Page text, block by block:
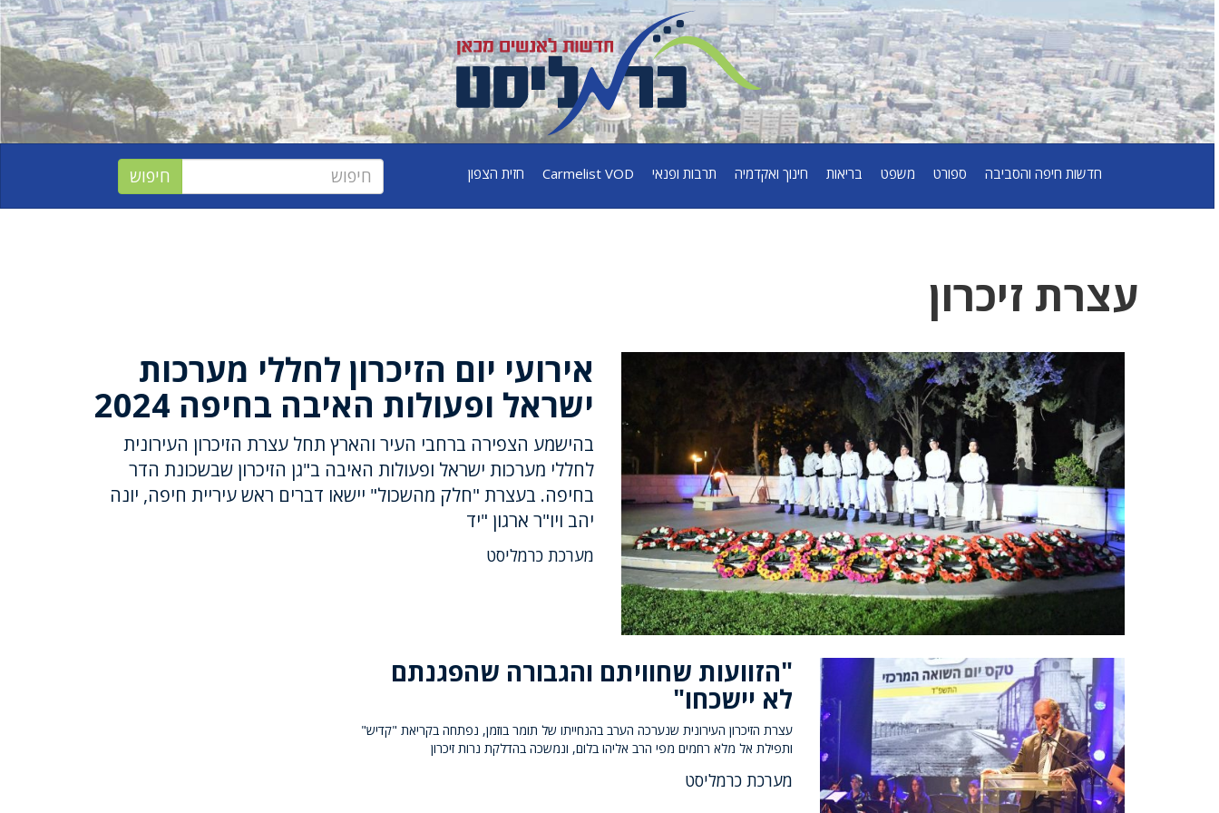
חדשות חיפה והסביבה ספורט משפט בריאות חינוך ואקדמיה תרבות ופנאי Carmelist VOD חזית הצפון
עצרת זיכרון
אירועי יום הזיכרון לחללי מערכות
ישראל ופעולות האיבה בחיפה 2024
בהישמע הצפירה ברחבי העיר והארץ תחל עצרת הזיכרון העירונית
לחללי מערכות ישראל ופעולות האיבה ב"גן הזיכרון שבשכונת הדר
בחיפה. בעצרת "חלק מהשכול" יישאו דברים ראש עיריית חיפה, יונה
יהב ויו"ר ארגון "יד
מערכת כרמליסט
"הזוועות שחוויתם והגבורה שהפגנתם
לא יישכחו"
עצרת הזיכרון העירונית שנערכה הערב בהנחייתו של תומר בוזמן, נפתחה בקריאת "קדיש"
ותפילת אל מלא רחמים מפי הרב אליהו בלום, ונמשכה בהדלקת נרות זיכרון
מערכת כרמליסט